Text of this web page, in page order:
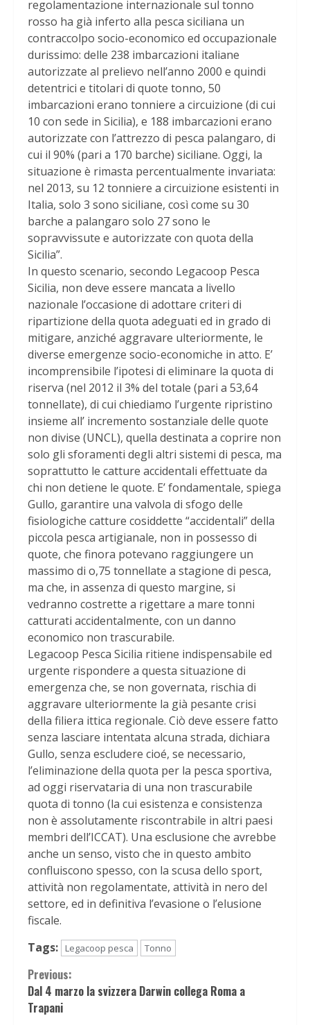
regolamentazione internazionale sul tonno
rosso ha già inferto alla pesca siciliana un
contraccolpo socio-economico ed occupazionale
durissimo: delle 238 imbarcazioni italiane
autorizzate al prelievo nell’anno 2000 e quindi
detentrici e titolari di quote tonno, 50
imbarcazioni erano tonniere a circuizione (di cui
10 con sede in Sicilia), e 188 imbarcazioni erano
autorizzate con l’attrezzo di pesca palangaro, di
cui il 90% (pari a 170 barche) siciliane. Oggi, la
situazione è rimasta percentualmente invariata:
nel 2013, su 12 tonniere a circuizione esistenti in
Italia, solo 3 sono siciliane, così come su 30
barche a palangaro solo 27 sono le
sopravvissute e autorizzate con quota della
Sicilia”.
In questo scenario, secondo Legacoop Pesca
Sicilia, non deve essere mancata a livello
nazionale l’occasione di adottare criteri di
ripartizione della quota adeguati ed in grado di
mitigare, anziché aggravare ulteriormente, le
diverse emergenze socio-economiche in atto. E’
incomprensibile l’ipotesi di eliminare la quota di
riserva (nel 2012 il 3% del totale (pari a 53,64
tonnellate), di cui chiediamo l’urgente ripristino
insieme all’ incremento sostanziale delle quote
non divise (UNCL), quella destinata a coprire non
solo gli sforamenti degli altri sistemi di pesca, ma
soprattutto le catture accidentali effettuate da
chi non detiene le quote. E’ fondamentale, spiega
Gullo, garantire una valvola di sfogo delle
fisiologiche catture cosiddette “accidentali” della
piccola pesca artigianale, non in possesso di
quote, che finora potevano raggiungere un
massimo di o,75 tonnellate a stagione di pesca,
ma che, in assenza di questo margine, si
vedranno costrette a rigettare a mare tonni
catturati accidentalmente, con un danno
economico non trascurabile.
Legacoop Pesca Sicilia ritiene indispensabile ed
urgente rispondere a questa situazione di
emergenza che, se non governata, rischia di
aggravare ulteriormente la già pesante crisi
della filiera ittica regionale. Ciò deve essere fatto
senza lasciare intentata alcuna strada, dichiara
Gullo, senza escludere cioé, se necessario,
l’eliminazione della quota per la pesca sportiva,
ad oggi riservataria di una non trascurabile
quota di tonno (la cui esistenza e consistenza
non è assolutamente riscontrabile in altri paesi
membri dell’ICCAT). Una esclusione che avrebbe
anche un senso, visto che in questo ambito
confluiscono spesso, con la scusa dello sport,
attività non regolamentate, attività in nero del
settore, ed in definitiva l’evasione o l’elusione
fiscale.
Tags:
Legacoop pesca Tonno
Continue
Reading
Previous:
Dal 4 marzo la svizzera Darwin collega Roma a
Trapani